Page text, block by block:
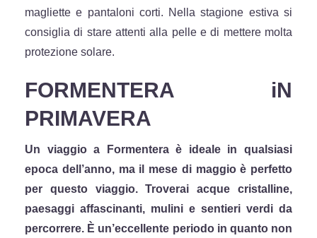
magliette e pantaloni corti. Nella stagione estiva si
consiglia di stare attenti alla pelle e di mettere molta
protezione solare.
FORMENTERA iN
PRIMAVERA
Un viaggio a Formentera è ideale in qualsiasi
epoca dell’anno, ma il mese di maggio è perfetto
per questo viaggio. Troverai acque cristalline,
paesaggi affascinanti, mulini e sentieri verdi da
percorrere. È un’eccellente periodo in quanto non